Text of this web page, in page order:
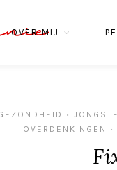
OVER MIJ
• JONGSTE
OVERDENKINGEN
•